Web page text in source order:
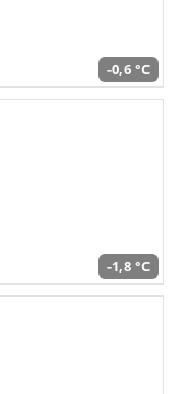
-0,6 °C
-1,8 °C